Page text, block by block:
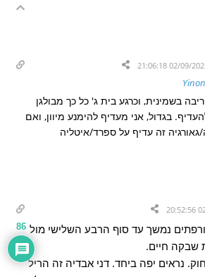
בשמינית, וכרגע בית ג' כל כך מבולגן
בגדול, אני מעדיף להימנע מיוון, ואם
זה עדיף על ספרד/איטליה
נמשך עד סוף הרבע השלישי מול
שבקה חיים.
נראים יפה ביחד. דני אבדיה זה הריל
86